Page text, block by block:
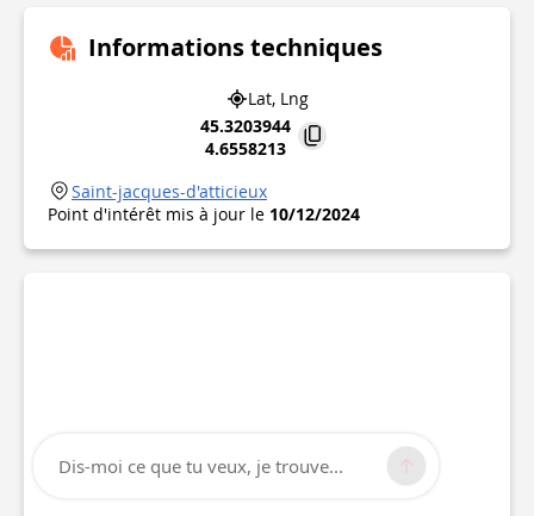
Informations techniques
Lat, Lng
45.3203944
4.6558213
Saint-jacques-d'atticieux
Point d'intérêt mis à jour le 10/12/2024
Dis-moi ce que tu veux, je trouve...